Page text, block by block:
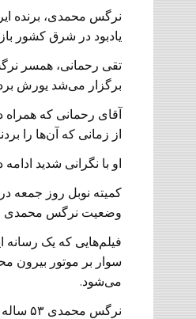
نرگس محمدی، برنده
یادبود در شرق کشور
تقی رحمانی، همسر
برگزار می‌شد یورش
آقای رحمانی که همراه
از زمانی که آن‌ها را
او با نگرانی شدید ادامه
کمیته نوبل روز جمعه
وضعیت نرگس محمدی را
فیلم‌هایی که یک رسانه
سوار بر موتور بیرون
می‌شود.
نرگس